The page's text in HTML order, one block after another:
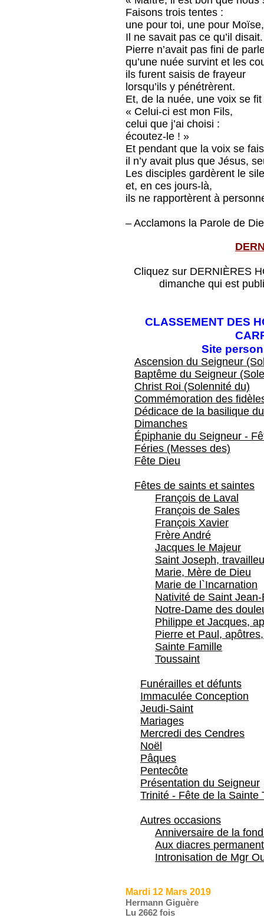
Faisons trois tentes :
une pour toi, une pour
Il ne savait pas ce qu’il disait.
Pierre n’avait pas fini de
qu’une nuée survint et les
ils furent saisis de frayeur
lorsqu’ils y pénétrèrent.
Et, de la nuée, une voix se
« Celui-ci est mon Fils,
celui que j’ai choisi :
écoutez-le ! »
Et pendant que la voix se
il n’y avait plus que Jésus,
Les disciples gardèrent le
et, en ces jours-là,
ils ne rapportèrent à
– Acclamons la Parole de
Cliquez sur DERNIÈRES
dimanche qui est
CLASSEMENT DES
Site
Ascension du Seigneur
Baptême du Seigneur
Christ Roi (Solennité du)
Commémoration des
Dédicace de la basilique
Dimanches
Épiphanie du Seigneur -
Féries (Messes des)
Fête Dieu
Fêtes de saints et saintes
François de Laval
François de Sales
François Xavier
Frère André
Jacques le Majeur
Saint Joseph,
Marie, Mère de Dieu
Marie de l`Incarnation
Nativité de Saint
Notre-Dame des
Philippe et Jacques,
Pierre et Paul,
Sainte Famille
Toussaint
Funérailles et défunts
Immaculée Conception
Jeudi-Saint
Mariages
Mercredi des Cendres
Noël
Pâques
Pentecôte
Présentation du Seigneur
Trinité - Fête de la Sainte
Autres occasions
Anniversaire de la
Aux diacres
Intronisation de Mgr
Mardi 12 Mars 2019
Hermann Giguère
Lu 2662 fois